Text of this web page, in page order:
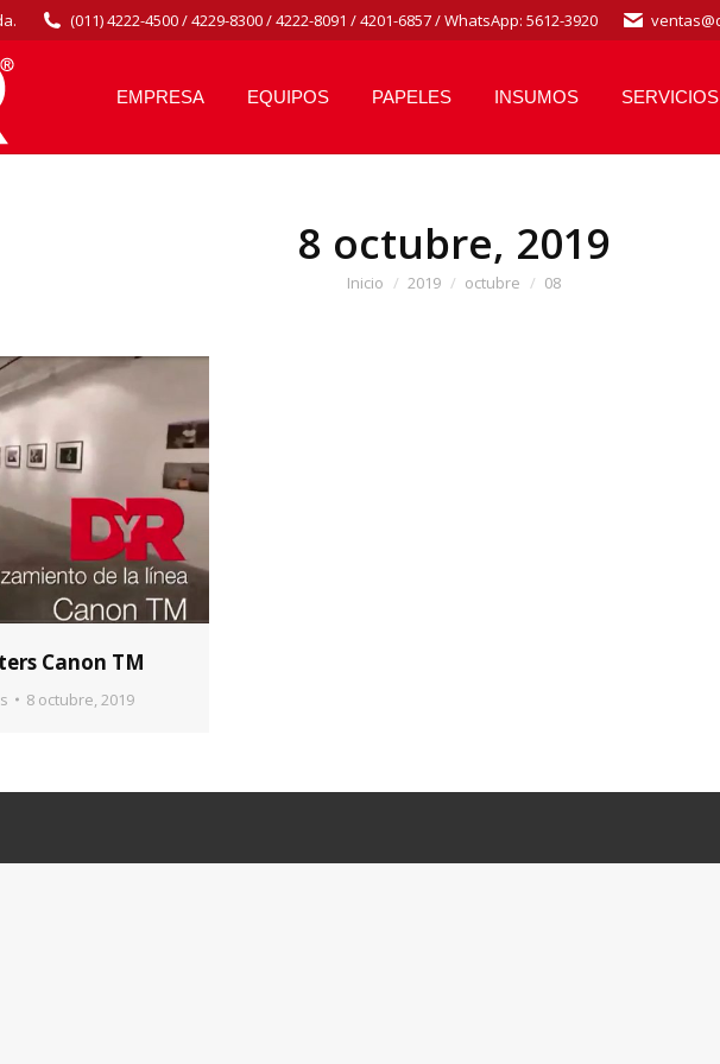
(011) 4222-4500 / 4229-8300 / 4222-8091 / 4201-6857 / WhatsApp: 5612-3920
EMPRESA EQUIPOS PAPELES INSUMOS SERVICIOS
8 octubre, 2019
Estás aquí:
Inicio 2019 octubre 08
Canon TM
8 octubre, 2019